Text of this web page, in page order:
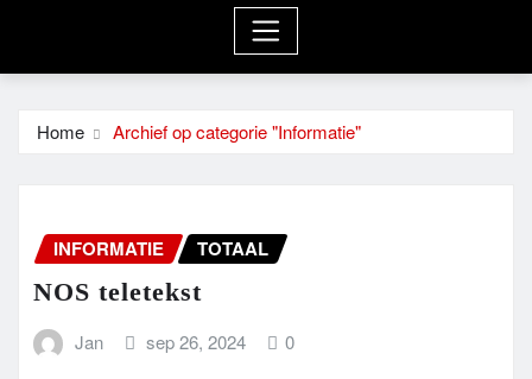
Home Archief op categorie "Informatie"
INFORMATIE TOTAAL
NOS teletekst
Jan sep 26, 2024 0